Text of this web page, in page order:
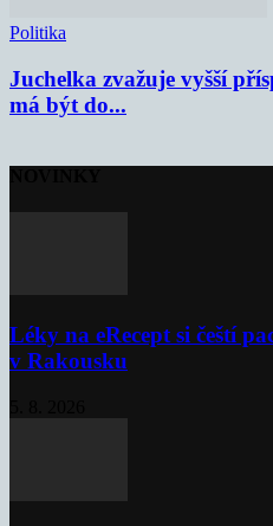
Politika
Juchelka zvažuje vyšší
má být do...
Léky na eRecept si čeští
v Rakousku